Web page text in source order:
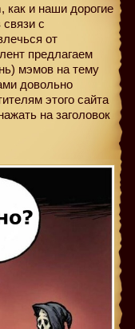
как и наши дорогие
с
от
предлагаем
мэмов на тему
довольно
этого сайта
на заголовок